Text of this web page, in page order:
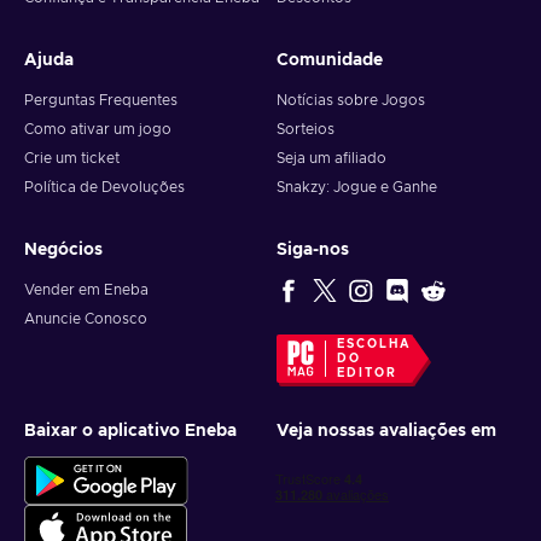
Ajuda
Perguntas Frequentes
Como ativar um jogo
Crie um ticket
Política de Devoluções
Comunidade
Notícias sobre Jogos
Sorteios
Seja um afiliado
Snakzy: Jogue e Ganhe
Negócios
Vender em Eneba
Anuncie Conosco
Siga-nos
ESCOLHA
DO
EDITOR
Baixar o aplicativo Eneba Veja nossas avaliações em